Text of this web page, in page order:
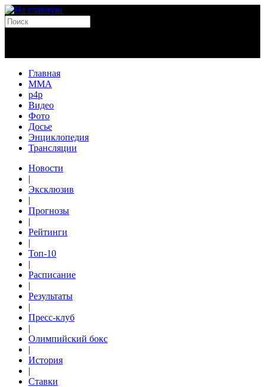
Главная
MMA
p4p
Видео
Фото
Досье
Энциклопедия
Трансляции
Новости
|
Эксклюзив
|
Прогнозы
|
Рейтинги
|
Топ-10
|
Расписание
|
Результаты
|
Пресс-клуб
|
Олимпийский бокс
|
История
|
Ставки